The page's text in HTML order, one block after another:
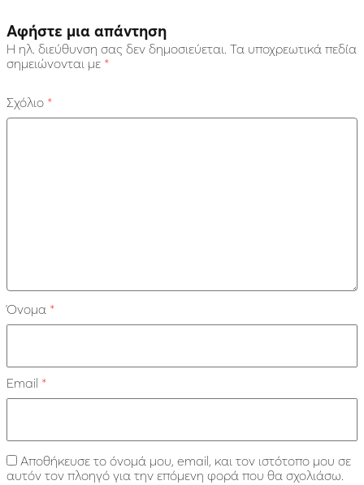
Αφήστε μια απάντηση
Η ηλ. διεύθυνση σας δεν δημοσιεύεται. Τα υποχρεωτικά πεδία
σημειώνονται με *
Σχόλιο *
Όνομα *
Email *
Αποθήκευσε το όνομά μου, email, και τον ιστότοπο μου σε
αυτόν τον πλοηγό για την επόμενη φορά που θα σχολιάσω.